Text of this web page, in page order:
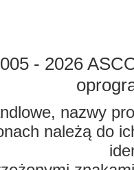
- 2026
nazwy
należą do